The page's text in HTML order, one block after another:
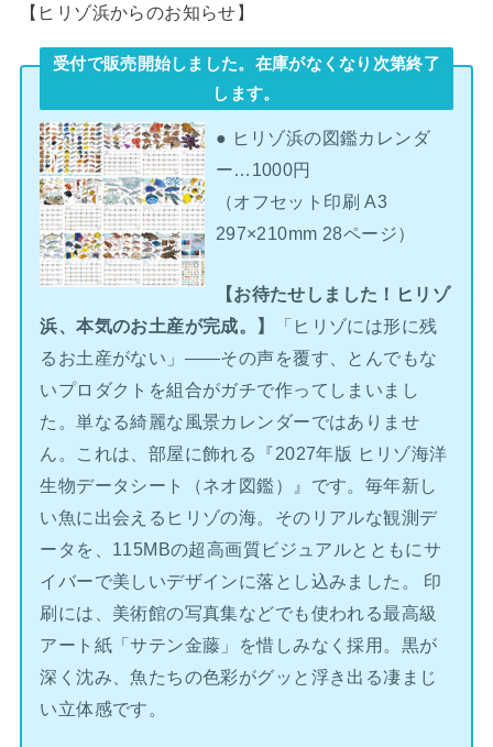
【ヒリゾ浜からのお知らせ】
受付で販売開始しました。在庫がなくなり次第終了
します。
● ヒリゾ浜の図鑑カレンダ
ー…1000円
（オフセット印刷 A3
297×210mm 28ページ）
【お待たせしました！ヒリゾ
浜、本気のお土産が完成。】
「ヒリゾには形に残
るお土産がない」――その声を覆す、とんでもな
いプロダクトを組合がガチで作ってしまいまし
た。単なる綺麗な風景カレンダーではありませ
ん。これは、部屋に飾れる『2027年版 ヒリゾ海洋
生物データシート（ネオ図鑑）』です。毎年新し
い魚に出会えるヒリゾの海。そのリアルな観測デ
ータを、115MBの超高画質ビジュアルとともにサ
イバーで美しいデザインに落とし込みました。 印
刷には、美術館の写真集などでも使われる最高級
アート紙「サテン金藤」を惜しみなく採用。黒が
深く沈み、魚たちの色彩がグッと浮き出る凄まじ
い立体感です。